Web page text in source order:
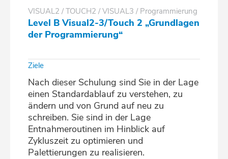
VISUAL2 / TOUCH2 / VISUAL3 / Programmierung
Level B Visual2-3/Touch 2 „Grundlagen
der Programmierung“
Ziele
Nach dieser Schulung sind Sie in der Lage
einen Standardablauf zu verstehen, zu
ändern und von Grund auf neu zu
schreiben. Sie sind in der Lage
Entnahmeroutinen im Hinblick auf
Zykluszeit zu optimieren und
Palettierungen zu realisieren.